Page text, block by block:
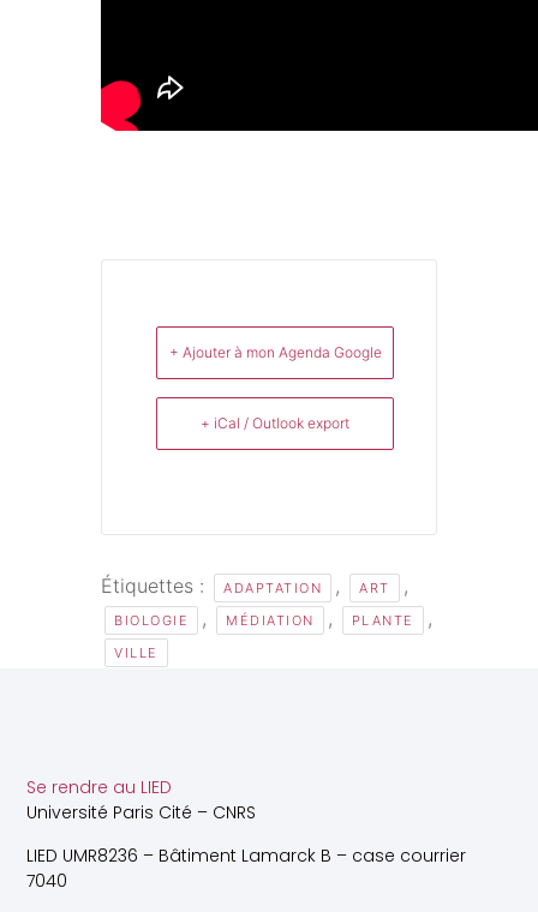
+ Ajouter à mon Agenda Google
+ iCal / Outlook export
Étiquettes : ADAPTATION , ART ,
BIOLOGIE , MÉDIATION , PLANTE ,
VILLE
Se rendre au LIED
Université Paris Cité – CNRS
LIED UMR8236 – Bâtiment Lamarck B – case courrier
7040